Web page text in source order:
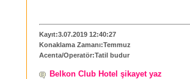
Kayıt:3.07.2019 12:40:27
Konaklama Zamanı:Temmuz
Acenta/Operatör:Tatil budur
Belkon Club Hotel şikayet yaz